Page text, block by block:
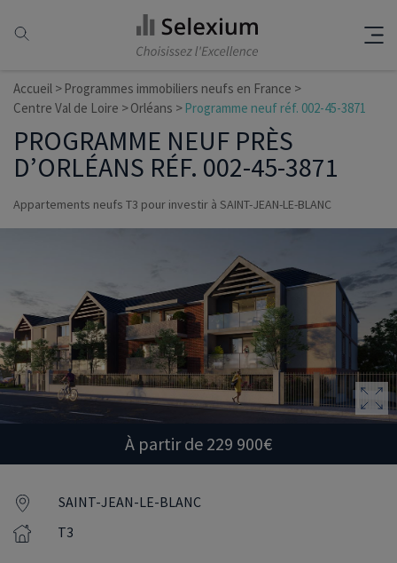
Accueil
Programmes immobiliers neufs en France
Centre Val de Loire
Orléans Programme neuf réf. 002-45-3871
PROGRAMME NEUF PRÈS
D’ORLÉANS RÉF. 002-45-3871
Appartements neufs T3 pour investir à SAINT-JEAN-LE-BLANC
À partir de 229 900€
SAINT-JEAN-LE-BLANC
T3